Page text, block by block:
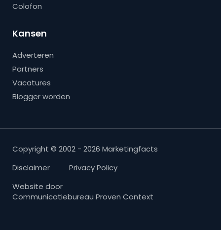
Colofon
Kansen
Adverteren
Partners
Vacatures
Blogger worden
Copyright © 2002 - 2026 Marketingfacts
Disclaimer
Privacy Policy
Website door
Communicatiebureau Proven Context